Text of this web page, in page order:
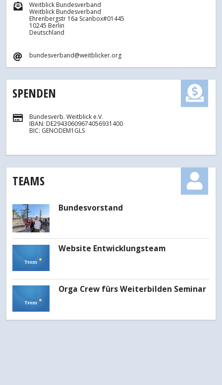
Weitblick Bundesverband
Weitblick Bundesverband
Ehrenbergstr 16a Scanbox#01445
10245 Berlin
Deutschland
bundesverband@weitblicker.org
SPENDEN
Bundesverb. Weitblick e.V.
IBAN: DE29430609674056931400
BIC: GENODEM1GLS
TEAMS
Bundesvorstand
Team
Website Entwicklungsteam
Team
Orga Crew fürs Weiterbilden Seminar